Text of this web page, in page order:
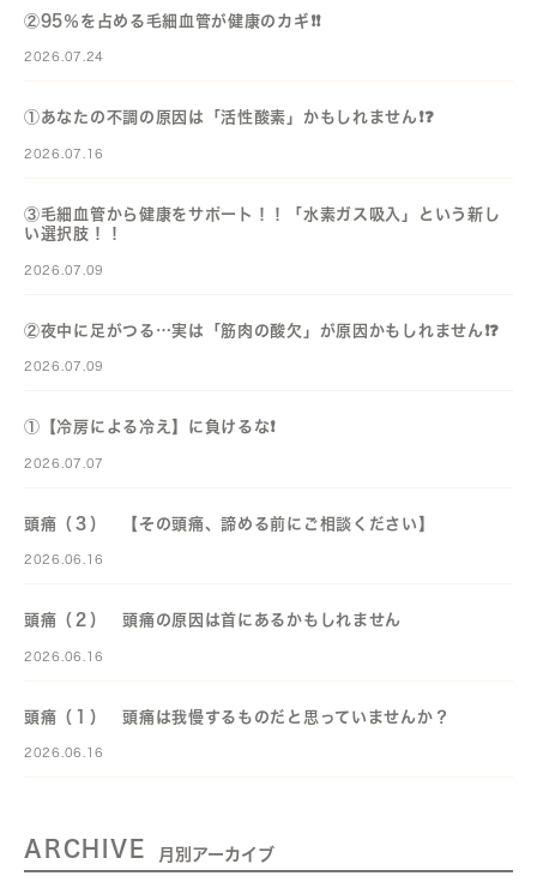
②95％を占める毛細血管が健康のカギ❗️❗️
2026.07.24
①あなたの不調の原因は「活性酸素」かもしれません❗️❓️
2026.07.16
③毛細血管から健康をサポート！！「水素ガス吸入」という新し
い選択肢！！
2026.07.09
②夜中に足がつる…実は「筋肉の酸欠」が原因かもしれません❗️❓️
2026.07.09
①【冷房による冷え】に負けるな❗️
2026.07.07
頭痛（３） 【その頭痛、諦める前にご相談ください】
2026.06.16
頭痛（２） 頭痛の原因は首にあるかもしれません
2026.06.16
頭痛（１） 頭痛は我慢するものだと思っていませんか？
2026.06.16
ARCHIVE 月別アーカイブ